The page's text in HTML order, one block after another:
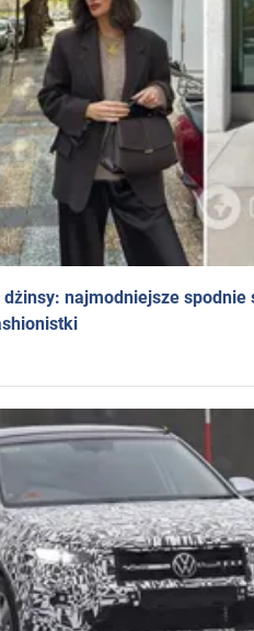
najmodniejsze spodnie